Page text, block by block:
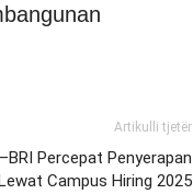
Artikulli tjetër
Percepat Penyerapan
Campus Hiring 2025